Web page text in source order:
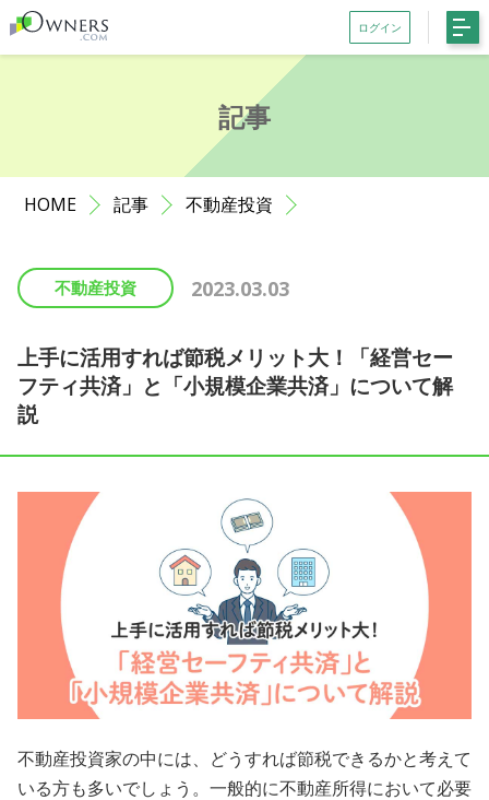
ログイン
会員登録がお済みでない方はこちら
お知らせ
サポート
初めての方へ よくある質問
お問い合わせ
利用規約等
会員規約
プライバシーポリシー
情報セキュリティポリシー
ソーシャルメディアポリシー
電子決済等代行業に係る表示
記事
HOME 記事 不動産投資
不動産投資 2023.03.03
上手に活用すれば節税メリット大！「経営セー
フティ共済」と「小規模企業共済」について解
説
不動産投資家の中には、どうすれば節税できるかと考えて
いる方も多いでしょう。一般的に不動産所得において必要